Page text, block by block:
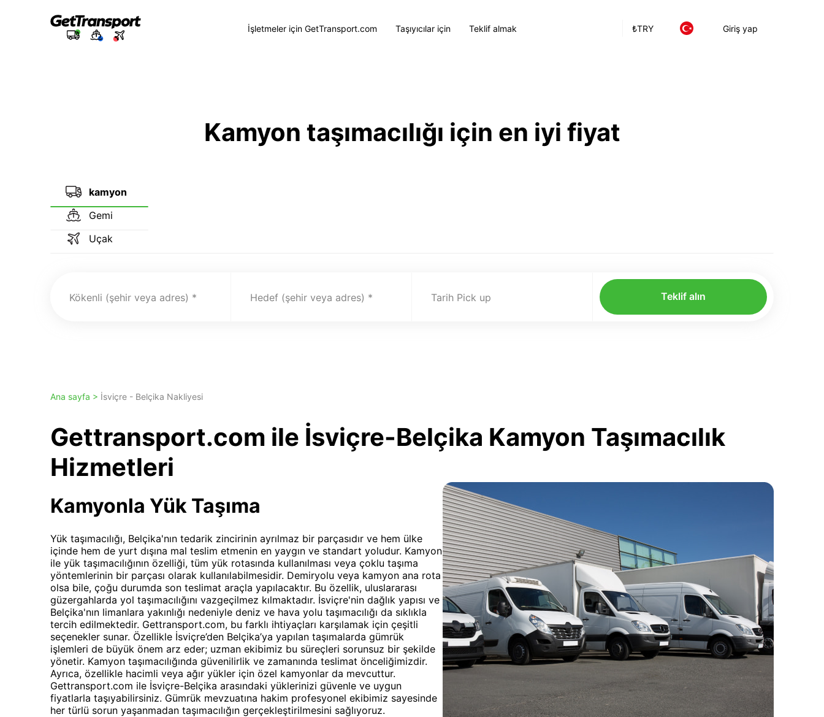
₺TRY Giriş yap
İşletmeler için GetTransport.com Taşıyıcılar için Teklif almak
Kamyon taşımacılığı için en iyi fiyat
kamyon
Gemi
Uçak
Kökenli (şehir veya adres) Hedef (şehir veya adres) Tarih Pick up Teklif alın
Ana sayfa > İsviçre - Belçika Nakliyesi
Gettransport.com ile İsviçre-Belçika Kamyon Taşımacılık
Hizmetleri
Kamyonla Yük Taşıma
Yük taşımacılığı, Belçika'nın tedarik zincirinin ayrılmaz bir parçasıdır ve hem ülke
içinde hem de yurt dışına mal teslim etmenin en yaygın ve standart yoludur. Kamyon
ile yük taşımacılığının özelliği, tüm yük rotasında kullanılması veya çoklu taşıma
yöntemlerinin bir parçası olarak kullanılabilmesidir. Demiryolu veya kamyon ana rota
olsa bile, çoğu durumda son teslimat araçla yapılacaktır. Bu özellik, uluslararası
güzergahlarda yol taşımacılığını vazgeçilmez kılmaktadır. İsviçre'nin dağlık yapısı ve
Belçika'nın limanlara yakınlığı nedeniyle deniz ve hava yolu taşımacılığı da sıklıkla
tercih edilmektedir. Gettransport.com, bu farklı ihtiyaçları karşılamak için çeşitli
seçenekler sunar. Özellikle İsviçre’den Belçika’ya yapılan taşımalarda gümrük
işlemleri de büyük önem arz eder; uzman ekibimiz bu süreçleri sorunsuz bir şekilde
yönetir. Kamyon taşımacılığında güvenilirlik ve zamanında teslimat önceliğimizdir.
Ayrıca, özellikle hacimli veya ağır yükler için özel kamyonlar da mevcuttur.
Gettransport.com ile İsviçre-Belçika arasındaki yüklerinizi güvenle ve uygun
fiyatlarla taşıyabilirsiniz. Gümrük mevzuatına hakim profesyonel ekibimiz sayesinde
her türlü sorun yaşanmadan taşımacılığın gerçekleştirilmesini sağlıyoruz.